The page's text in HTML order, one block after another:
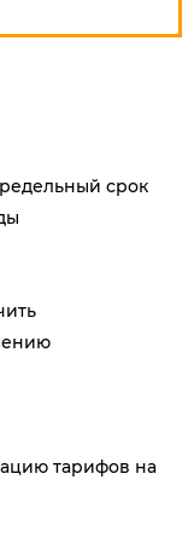
срок
тарифов на